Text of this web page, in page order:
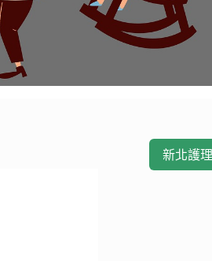
新北護